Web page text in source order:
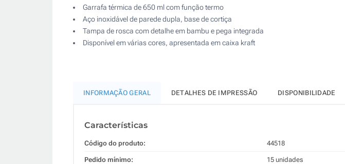
Garrafa térmica de 650 ml com função termo
Aço inoxidável de parede dupla, base de cortiça
Tampa de rosca com detalhe em bambu e pega integrada
Disponível em várias cores, apresentada em caixa kraft
INFORMAÇÃO GERAL DETALHES DE IMPRESSÃO DISPONIBILIDADE
Características
Código do produto: 44518
Pedido mínimo: 15 unidades